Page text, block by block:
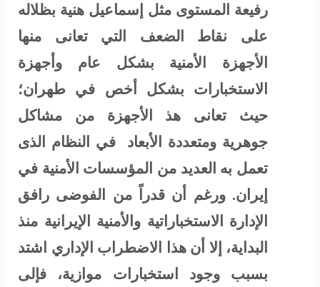
رفيعة المستوى مثل إسماعيل هنية بظلاله
على نقاط الضعف التي تعانى منها
الأجهزة الأمنية بشكل عام وأجهزة
الاستخبارات بشكل أخص في طهران؛
حيث تعانى هذ الأجهزة من مشاكل
جوهرية ومتعددة الأبعاد
في النظام الذى
تعمل به العديد من المؤسسات الأمنية في
إيران. ورغم أن قدراً من الفوضى رافق
الإدارة الاستخباراتية والأمنية الإيرانية منذ
البداية، إلا أن هذا الاضطراب الإداري اشتد
بسبب وجود استخبارات موازية، فإلى